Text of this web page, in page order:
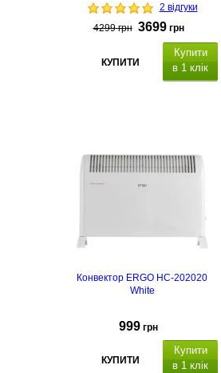
2 відгуки
4299 грн 3699 грн
КУПИТИ
Купити
в 1 клік
Гарантійний термін 24
Конвектор ERGO HC-202020
White
999 грн
КУПИТИ
Купити
в 1 клік